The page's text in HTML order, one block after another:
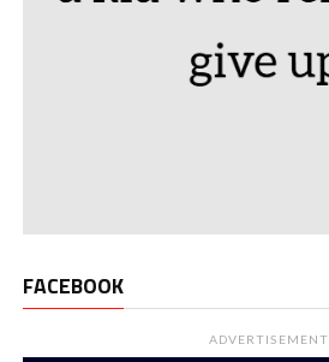
FACEBOOK
ADVERTISEMENT